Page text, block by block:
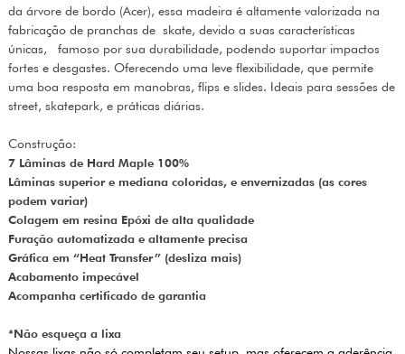
da árvore de bordo (Acer), essa madeira é altamente valorizada na
fabricação de pranchas de skate, devido a suas características
únicas, famoso por sua durabilidade, podendo suportar impactos
fortes e desgastes. Oferecendo uma leve flexibilidade, que permite
uma boa resposta em manobras, flips e slides. Ideais para sessões de
street, skatepark, e práticas diárias.
Construção:
7 Lâminas de Hard Maple 100%
Lâminas superior e mediana coloridas, e envernizadas (as cores
podem variar)
Colagem em resina Epóxi de alta qualidade
Furação automatizada e altamente precisa
Gráfica em “Heat Transfer” (desliza mais)
Acabamento impecável
Acompanha certificado de garantia
*Não esqueça a lixa